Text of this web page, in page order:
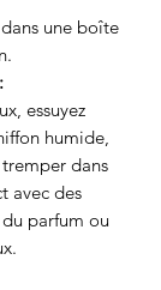
une boîte
essuyez
humide,
dans
avec des
parfum ou